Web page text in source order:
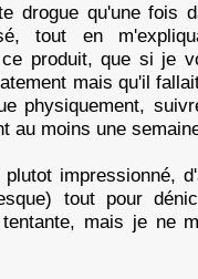
drogue qu'une fois
tout en
produit, que si je
mais qu'il
physiquement,
au moins une
impressionné,
tout pour
tentante, mais je ne